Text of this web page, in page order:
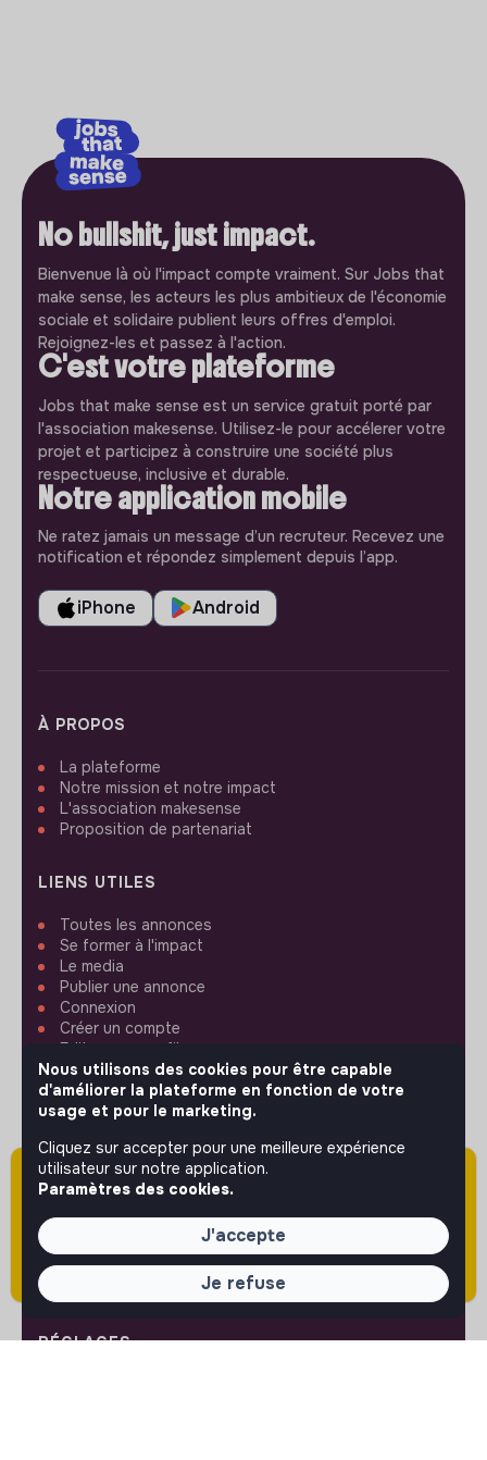
Attention cette annonce a été publiée il y a
plus de 60 jours (le 22/04/2026) et est sans
doute expirée ou non mise à jour.
No bullshit, just impact.
Bienvenue là où l'impact compte vraiment. Sur Jobs that
make sense, les acteurs les plus ambitieux de l'économie
sociale et solidaire publient leurs offres d'emploi.
Rejoignez-les et passez à l'action.
C'est votre plateforme
Jobs that make sense est un service gratuit porté par
l'association makesense. Utilisez-le pour accélerer votre
projet et participez à construire une société plus
respectueuse, inclusive et durable.
Notre application mobile
Ne ratez jamais un message d’un recruteur. Recevez une
notification et répondez simplement depuis l’app.
iPhone Android
À PROPOS
La plateforme
Notre mission et notre impact
L'association makesense
Proposition de partenariat
LIENS UTILES
Toutes les annonces
Se former à l'impact
Le media
Publier une annonce
Connexion
Créer un compte
Editer mon profil
Espace recruteur
Les fiches métiers
Offres d'emploi
Offres d'alternance
FAQ
Conditions d'utilisation
RÉGLAGES
Nous utilisons des cookies pour être capable
d'améliorer la plateforme en fonction de votre
usage et pour le marketing.
Cliquez sur accepter pour une meilleure expérience
utilisateur sur notre application.
Paramètres des cookies.
J'accepte
Je refuse